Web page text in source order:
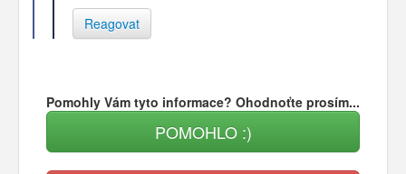
Reagovat
Pomohly Vám tyto informace? Ohodnoťte prosím...
POMOHLO :)